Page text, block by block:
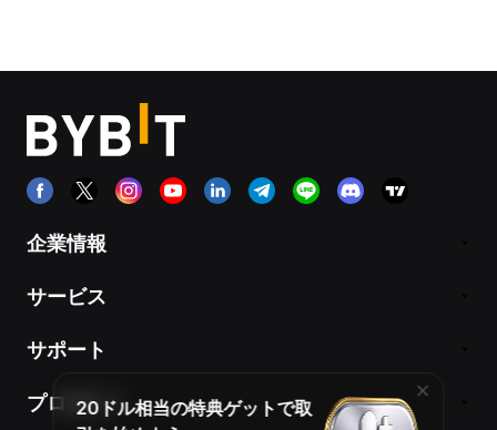
企業情報
サービス
サポート
プロダクト20ドル相当の特典ゲットで取